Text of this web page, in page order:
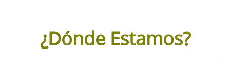
¿Dónde Estamos?